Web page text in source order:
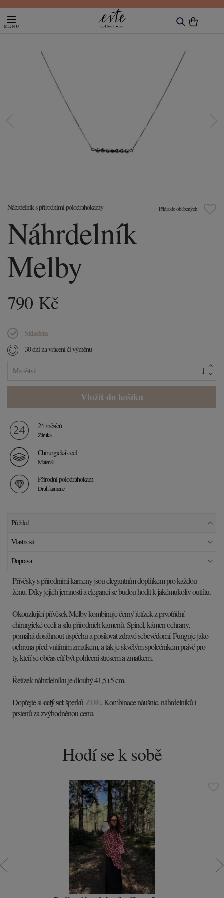
Přidat do oblíbených
Náhrdelník s přírodními polodrahokamy
Náhrdelník
Melby
790 Kč
Skladem
30 dní na vrácení či výměnu
Množství:
24 měsíců
Záruka
Chirurgická ocel
Materiál
Přírodní polodrahokam
Druh kamene
Přehled
Vlastnosti
Doprava
Přívěsky s přírodními kameny jsou elegantním doplňkem pro každou
ženu. Díky jejich jemnosti a eleganci se budou hodit k jakémukoliv outfitu.
Okouzlující přívěsek Melby kombinuje černý řetízek z prvotřídní
chirurgické oceli a sílu přírodních kamenů. Spinel, kámen ochrany,
pomáhá dosáhnout úspěchu a posilovat zdravé sebevědomí. Funguje jako
ochrana před vnitřním zmatkem, a tak je skvělým společníkem právě pro
ty, kteří se občas cítí být pohlceni stresem a zmatkem.
Řetízek náhrdelníku je dlouhý 41,5+5 cm.
Dopřejte sicelý setšperků ZDE. Kombinace náušnic, náhrdelníků i
prstenů za zvýhodněnou cenu.
Hodí se k sobě